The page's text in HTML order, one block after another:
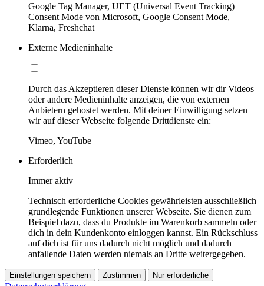
Google Tag Manager, UET (Universal Event Tracking)
Consent Mode von Microsoft, Google Consent Mode,
Klarna, Freshchat
Externe Medieninhalte
Durch das Akzeptieren dieser Dienste können wir dir Videos
oder andere Medieninhalte anzeigen, die von externen
Anbietern gehostet werden. Mit deiner Einwilligung setzen
wir auf dieser Webseite folgende Drittdienste ein:
Vimeo, YouTube
Erforderlich
Immer aktiv
Technisch erforderliche Cookies gewährleisten ausschließlich
grundlegende Funktionen unserer Webseite. Sie dienen zum
Beispiel dazu, dass du Produkte im Warenkorb sammeln oder
dich in dein Kundenkonto einloggen kannst. Ein Rückschluss
auf dich ist für uns dadurch nicht möglich und dadurch
anfallende Daten werden niemals an Dritte weitergegeben.
Einstellungen speichern Zustimmen Nur erforderliche